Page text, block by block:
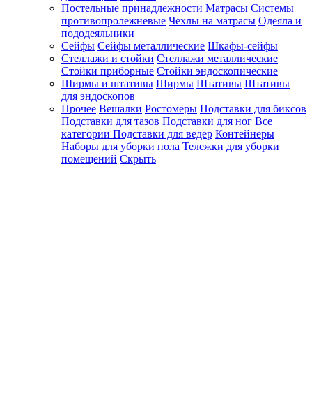
Постельные принадлежности Матрасы Системы
противопролежневые Чехлы на матрасы Одеяла и
пододеяльники
Сейфы Сейфы металлические Шкафы-сейфы
Стеллажи и стойки Стеллажи металлические
Стойки приборные Стойки эндоскопические
Ширмы и штативы Ширмы Штативы Штативы
для эндоскопов
Прочее Вешалки Ростомеры Подставки для биксов
Подставки для тазов Подставки для ног Все
категории Подставки для ведер Контейнеры
Наборы для уборки пола Тележки для уборки
помещений Скрыть